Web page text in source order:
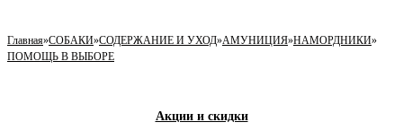
Главная»СОБАКИ»СОДЕРЖАНИЕ И УХОД»АМУНИЦИЯ»НАМОРДНИКИ»
ПОМОЩЬ В ВЫБОРЕ
Акции и скидки